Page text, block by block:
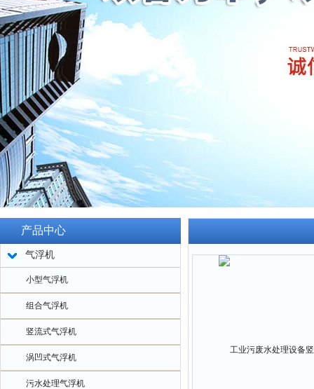
产品中心
气浮机
小型气浮机
组合气浮机
竖流式气浮机
涡凹式气浮机
污水处理气浮机